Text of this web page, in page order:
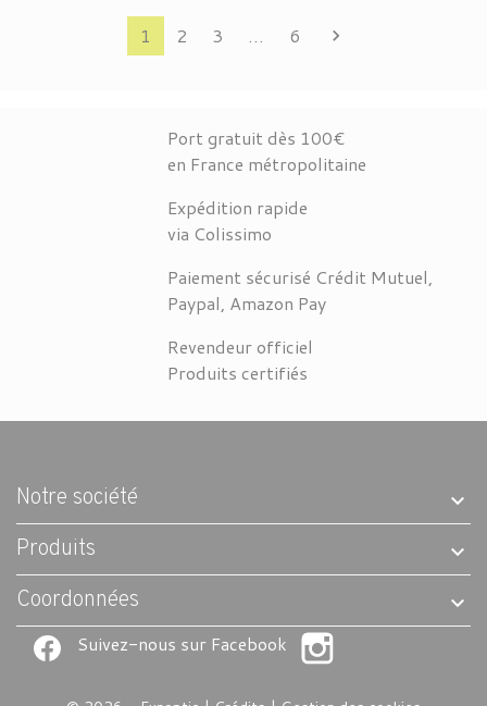
1 2 3 … 6 Suivant

Port gratuit dès 100€
en France métropolitaine
Expédition rapide
via Colissimo
Paiement sécurisé Crédit Mutuel,
Paypal, Amazon Pay
Revendeur officiel
Produits certifiés
Notre société
Produits
Coordonnées
Suivez-nous sur Facebook